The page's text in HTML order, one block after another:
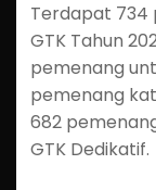
Terdapat 734
GTK Tahun
pemenang
pemenang
682
GTK Dedikatif.